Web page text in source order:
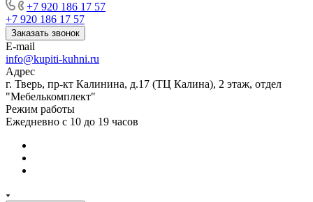
+7 920 186 17 57
+7 920 186 17 57
Заказать звонок
E-mail
info@kupiti-kuhni.ru
Адрес
г. Тверь, пр-кт Калинина, д.17 (ТЦ Калина), 2 этаж, отдел
"Мебелькомплект"
Режим работы
Ежедневно с 10 до 19 часов